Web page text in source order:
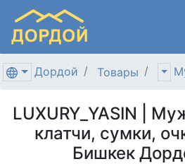
Дордой Товары
LUXURY_YASIN |
клатчи, сумки,
Бишкек